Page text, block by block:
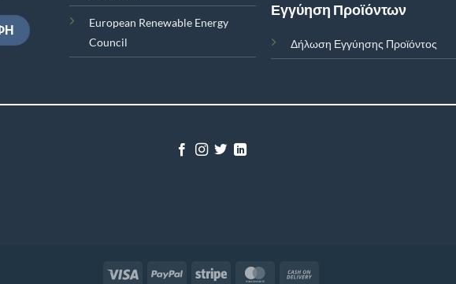
European Renewable Energy
Council
Εγγύηση Προϊόντων
Δήλωση Εγγύησης Προϊόντος
Visa PayPal Stripe MasterCard